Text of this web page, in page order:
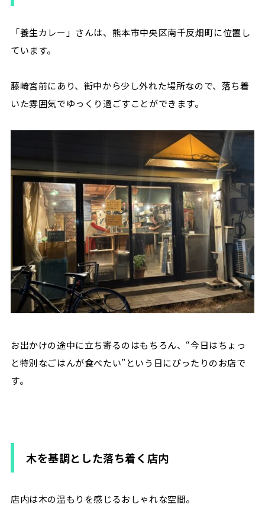
「養生カレー」さんは、熊本市中央区南千反畑町に位置し
ています。
藤崎宮前にあり、街中から少し外れた場所なので、落ち着
いた雰囲気でゆっくり過ごすことができます。
お出かけの途中に立ち寄るのはもちろん、“今日はちょっ
と特別なごはんが食べたい”という日にぴったりのお店で
す。
木を基調とした落ち着く店内
店内は木の温もりを感じるおしゃれな空間。